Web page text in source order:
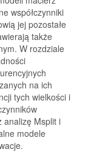
współczynniki
jej pozostałe
także
W rozdziale
na ich
tych wielkości i
analizę Msplit i
modele